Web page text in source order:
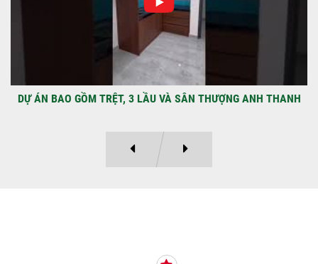
DỰ ÁN BAO GỒM TRỆT, 3 LẦU VÀ SÂN THƯỢNG ANH THANH